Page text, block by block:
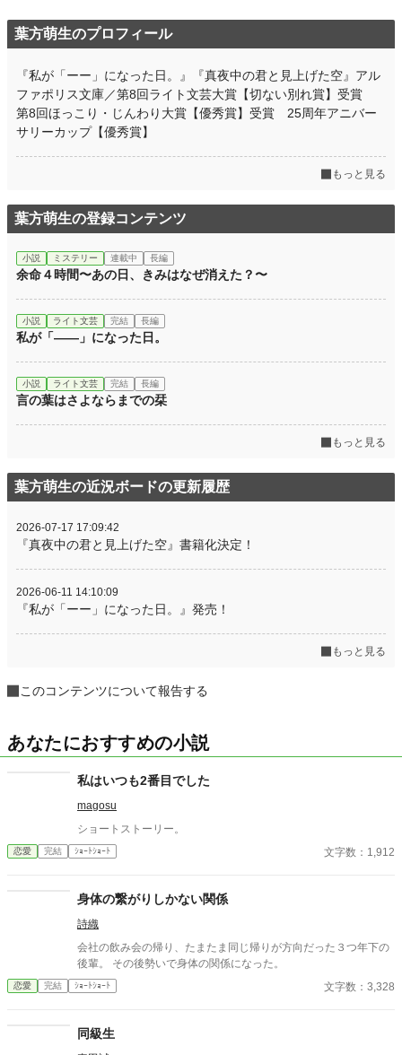
葉方萌生のプロフィール
『私が「ーー」になった日。』『真夜中の君と見上げた空』アル
ファポリス文庫／第8回ライト文芸大賞【切ない別れ賞】受賞
第8回ほっこり・じんわり大賞【優秀賞】受賞 25周年アニバー
サリーカップ【優秀賞】
もっと見る
葉方萌生の登録コンテンツ
小説 ミステリー 連載中 長編
余命４時間〜あの日、きみはなぜ消えた？〜
小説 ライト文芸 完結 長編
私が「――」になった日。
小説 ライト文芸 完結 長編
言の葉はさよならまでの栞
もっと見る
葉方萌生の近況ボードの更新履歴
2026-07-17 17:09:42
『真夜中の君と見上げた空』書籍化決定！
2026-06-11 14:10:09
『私が「ーー」になった日。』発売！
もっと見る
このコンテンツについて報告する
あなたにおすすめの小説
私はいつも2番目でした
magosu
ショートストーリー。
恋愛 完結 ｼｮｰﾄｼｮｰﾄ 文字数：1,912
身体の繋がりしかない関係
詩織
会社の飲み会の帰り、たまたま同じ帰りが方向だった３つ年下の
後輩。 その後勢いで身体の関係になった。
恋愛 完結 ｼｮｰﾄｼｮｰﾄ 文字数：3,328
同級生